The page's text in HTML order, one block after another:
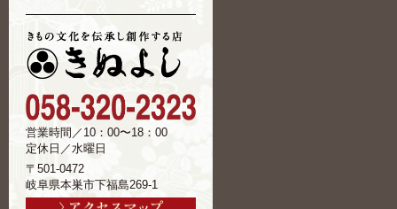
営業時間／10：00〜18：00
定休日／水曜日
〒501-0472
岐阜県本巣市下福島269-1